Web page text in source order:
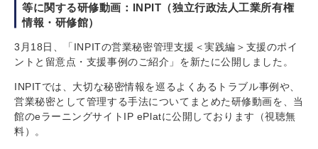
等に関する研修動画：INPIT（独立行政法人工業所有権
情報・研修館）
3月18日、「INPITの営業秘密管理支援＜実践編＞支援のポイ
ントと留意点・支援事例のご紹介」を新たに公開しました。
INPITでは、大切な秘密情報を巡るよくあるトラブル事例や、
営業秘密として管理する手法についてまとめた研修動画を、当
館のeラーニングサイトIP ePlatに公開しております（視聴無
料）。